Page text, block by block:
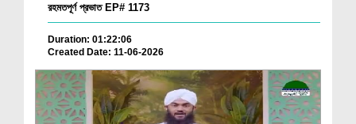
রহমতপূর্ণ প্রভাত EP# 1173
Duration: 01:22:06
Created Date: 11-06-2026